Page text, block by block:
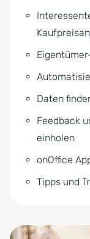
Daten
Feedback
einholen
onOffice
Tipps und